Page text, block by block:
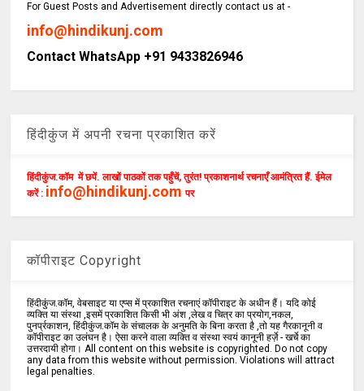
For Guest Posts and Advertisement directly contact us at -
info@hindikunj.com
Contact WhatsApp +91 9433826946
हिंदीकुंज में अपनी रचना प्रकाशित करें
हिंदीकुंज.कॉम में छपें. लाखों पाठकों तक पहुँचें, तुरंत! प्रकाशनार्थ रचनाएँ आमंत्रित हैं. ईमेल
करें : info@hindikunj.com पर
कॉपीराइट Copyright
हिंदीकुंज.कॉम, वेबसाइट या एप्स में प्रकाशित रचनाएं कॉपीराइट के अधीन हैं। यदि कोई
व्यक्ति या संस्था ,इसमें प्रकाशित किसी भी अंश ,लेख व चित्र का प्रयोग,नकल,
पुनर्प्रकाशन, हिंदीकुंज.कॉम के संचालक के अनुमति के बिना करता है ,तो यह गैरकानूनी व
कॉपीराइट का उलंघन है। ऐसा करने वाला व्यक्ति व संस्था स्वयं कानूनी हर्ज़े - खर्चे का
उत्तरदायी होगा। All content on this website is copyrighted. Do not copy
any data from this website without permission. Violations will attract
legal penalties.